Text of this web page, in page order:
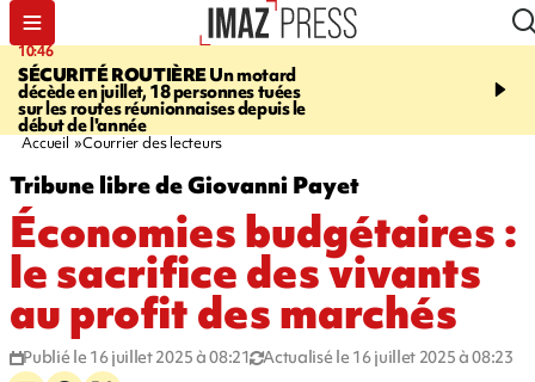
10:46
SÉCURITÉ ROUTIÈREUn motard
décède en juillet, 18 personnes tuées
sur les routes réunionnaises depuis le
début de l'année
13:49
mineurs - un courrier
Accueil Courrier des lecteurs
Tribune libre de Giovanni Payet
Économies budgétaires :
le sacrifice des vivants
au profit des marchés
Publié le 16 juillet 2025 à 08:21 Actualisé le 16 juillet 2025 à 08:23